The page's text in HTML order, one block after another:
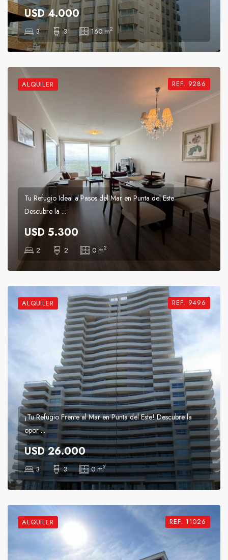
USD 4.000
3 3 160 m2
ALQUILER REF. 9286
Tu Refugio Ideal a Pasos del Mar en Punta del Este
Descubre la ...
USD 5.300
2 2 0 m2
ALQUILER REF. 9496
¡Tu Refugio Frente al Mar en Punta del Este! Descubre la
opor ...
USD 26.000
3 3 0 m2
ALQUILER REF. 11026